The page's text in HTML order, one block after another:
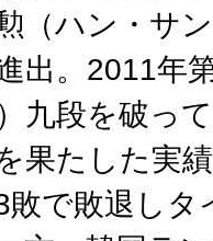
（ハン・サ
出。2011年
九段を破っ
果たした実
敗で敗退しタ